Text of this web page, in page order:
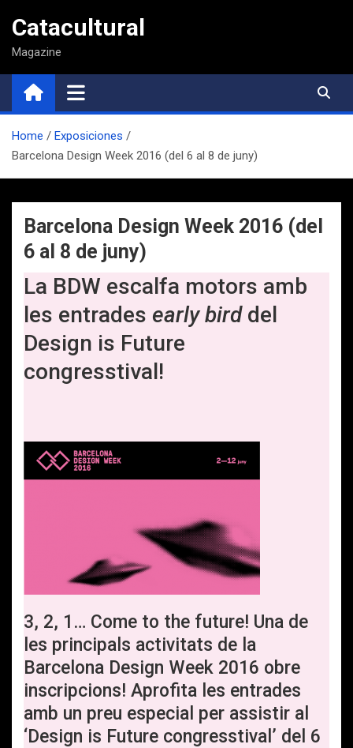
contenido
Catacultural
Magazine
Home
Exposiciones
Barcelona Design Week 2016 (del 6 al 8 de juny)
Barcelona Design Week 2016 (del
6 al 8 de juny)
La BDW escalfa motors amb
les entrades early birddel
Design is Future
congresstival!
3, 2, 1… Come to the future! Una de
les principals activitats de la
Barcelona Design Week 2016 obre
inscripcions! Aprofita les entrades
amb un preu especial per assistir al
‘Design is Future congresstival’ del 6